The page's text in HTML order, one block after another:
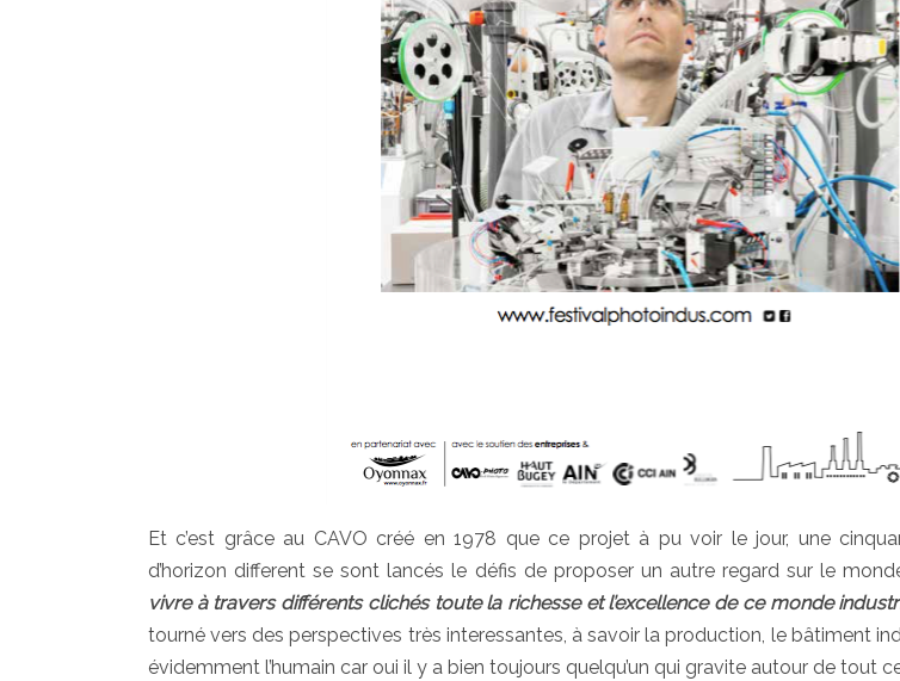
Et c’est grâce au CAVO créé en 1978 que ce projet à pu voir le jour, une
d’horizon different se sont lancés le défis de proposer un autre regard sur le
vivre à travers différents clichés toute la richesse et l’excellence de ce monde
tourné vers des perspectives très interessantes, à savoir la production, le bâtiment
évidemment l’humain car oui il y a bien toujours quelqu’un qui gravite autour de tout